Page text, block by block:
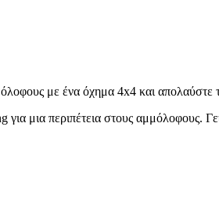
με ένα όχημα 4x4 και απολαύστε
μια περιπέτεια στους αμμόλοφους.